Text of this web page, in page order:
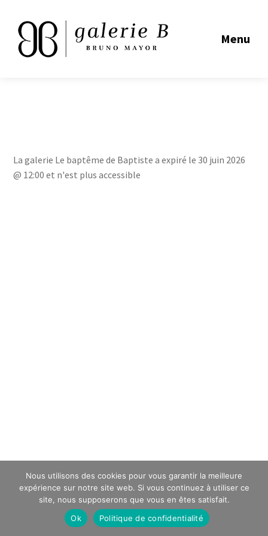
Menu
La galerie Le baptême de Baptiste a expiré le 30 juin 2026
@ 12:00 et n'est plus accessible
Nous utilisons des cookies pour vous garantir la meilleure
expérience sur notre site web. Si vous continuez à utiliser ce
site, nous supposerons que vous en êtes satisfait.
Ok
Politique de confidentialité